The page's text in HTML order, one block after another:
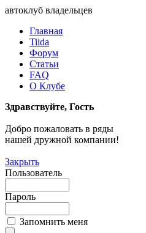
автоклуб владельцев
Главная
Tiida
Форум
Статьи
FAQ
О Клубе
Здравствуйте, Гость
Добро пожаловать в ряды
нашей дружной компании!
Закрыть
Пользователь
Пароль
Запомнить меня